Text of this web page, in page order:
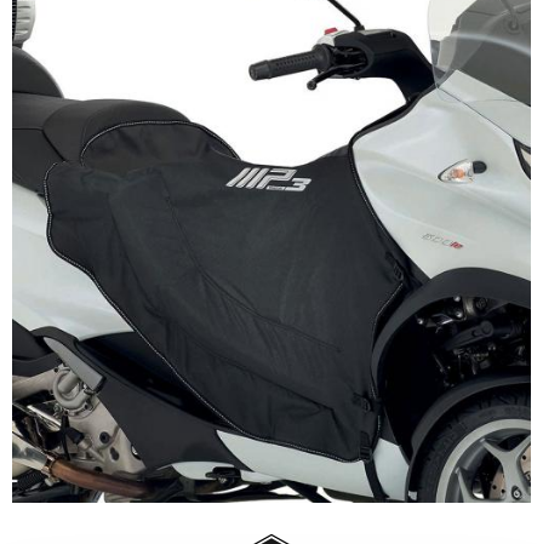
Item